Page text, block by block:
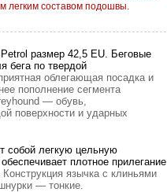
легким составом подошвы.
размер 42,5 EU. Беговые
бега по твердой
облегающая посадка и
пополнение сегмента
— обувь,
поверхности и ударных
собой легкую цельную
плотное прилегание
Конструкция язычка с клиньями
— тонкие.